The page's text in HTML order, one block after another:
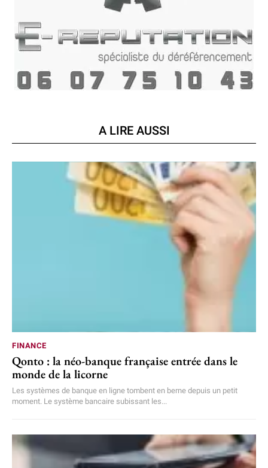
A LIRE AUSSI
FINANCE
Qonto : la néo-banque française entrée dans le
monde de la licorne
Les systèmes de banque en ligne tombent en berne depuis un petit
moment. Le système bancaire subissant les...